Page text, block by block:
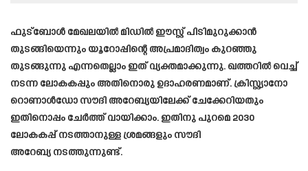
ഫുട്ബോൾ മേഖലയിൽ മിഡിൽ ഈസ്റ്റ് പിടിമുറുക്കാൻ
തുടങ്ങിയെന്നും യൂറോപ്പിന്റെ അപ്രമാദിത്വം കുറഞ്ഞു
തുടങ്ങുന്നു എന്നതെല്ലാം ഇത് വ്യക്തമാക്കുന്നു. ഖത്തറിൽ വെച്ച്
നടന്ന ലോകകപ്പും അതിനൊരു ഉദാഹരണമാണ്. ക്രിസ്റ്റ്യാനോ
റൊണാൾഡോ സൗദി അറേബ്യയിലേക്ക് ചേക്കേറിയതും
ഇതിനൊപ്പം ചേർത്ത് വായിക്കാം. ഇതിനു പുറമെ 2030
ലോകകപ്പ് നടത്താനുള്ള ശ്രമങ്ങളും സൗദി
അറേബ്യ നടത്തുന്നുണ്ട്.